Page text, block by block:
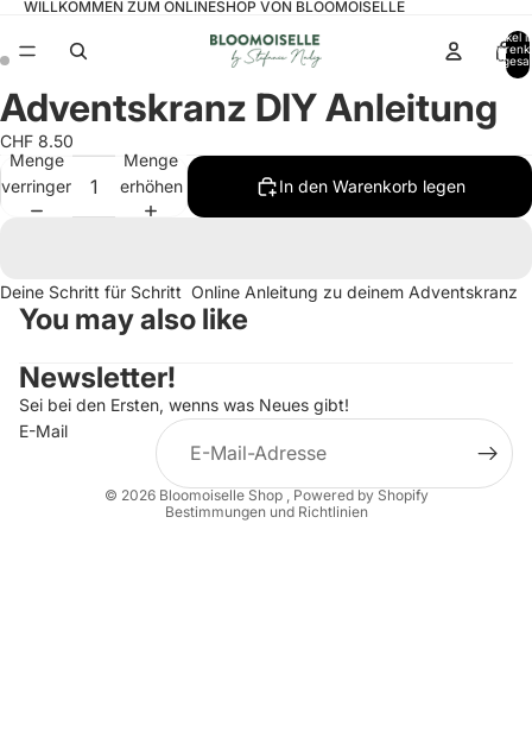
WILLKOMMEN ZUM ONLINESHOP VON BLOOMOISELLE
Artikel
Bild
im
Vollbildmodus
öffnen
Bild
im
Vollbildmodus
öffnen
Adventskranz DIY Anleitung
CHF 8.50
Menge
verringern
Menge
erhöhen
In den Warenkorb legen
Deine Schritt für Schritt Online Anleitung zu deinem Adventskranz
You may also like
Newsletter!
Sei bei den Ersten, wenns was Neues gibt!
E-Mail
© 2026 Bloomoiselle Shop , Powered by Shopify
Bestimmungen und Richtlinien
Datenschutzerklärung